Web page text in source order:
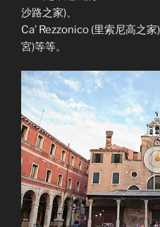
沙路之家)、
Ca’ Rezzonico (里索尼高之
宮)等等。